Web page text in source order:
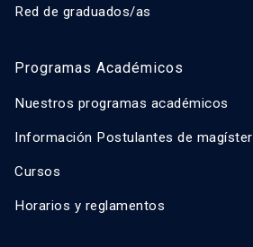
Red de graduados/as
Programas Académicos
Nuestros programas académicos
Información Postulantes de magíster
Cursos
Horarios y reglamentos